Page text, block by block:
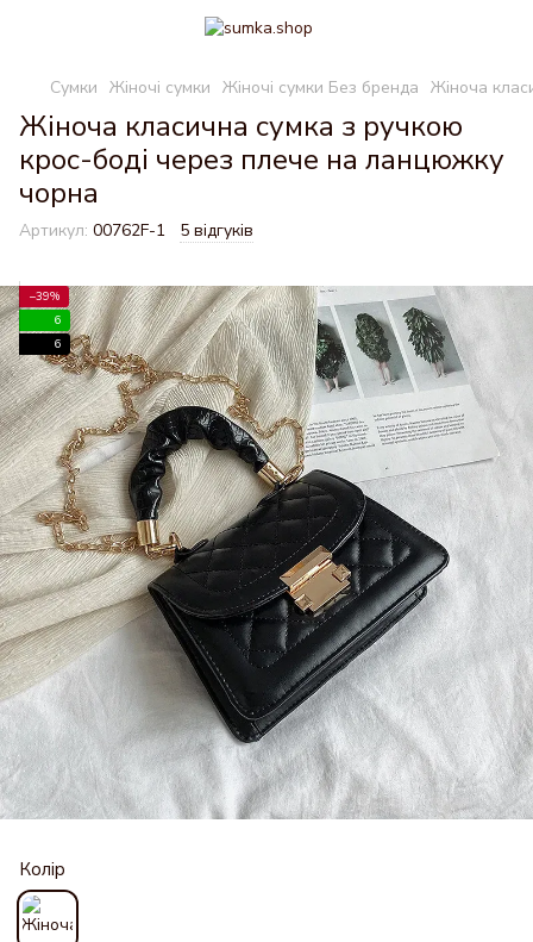
Сумки Жіночі сумки Жіночі сумки Без бренда Жіноча
Жіноча класична сумка з ручкою
крос-боді через плече на ланцюжку
чорна
Артикул: 00762F-1 5 відгуків
−39%
6
6
Колір